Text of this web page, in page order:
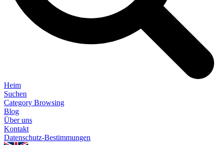
Heim
Suchen
Category Browsing
Blog
Über uns
Kontakt
Datenschutz-Bestimmungen